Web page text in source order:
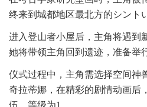
终来到城都地区最北方的シント
进入登山者小屋后，主角将遇到
她将带领主角回到遗迹，准备举
仪式过程中，主角需选择空间神
奇拉蒂娜，在精彩的剧情动画后